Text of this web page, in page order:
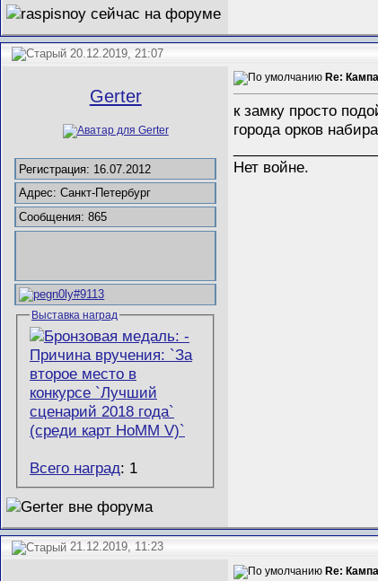
20.12.2019, 21:07
Gerter
Регистрация: 16.07.2012
Адрес: Санкт-Петербург
Сообщения: 865
Выставка наград
Всего наград: 1
Re:
к замку просто
города орков
Нет войне.
21.12.2019, 11:23
Re: